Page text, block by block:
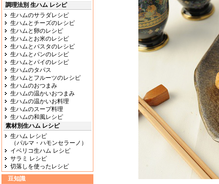
調理法別 生ハム レシピ
生ハムのサラダレシピ
生ハムとチーズのレシピ
生ハムと卵のレシピ
生ハムとお米のレシピ
生ハムとパスタのレシピ
生ハムとパンのレシピ
生ハムとパイのレシピ
生ハムのタパス
生ハムとフルーツのレシピ
生ハムのおつまみ
生ハムの温かいおつまみ
生ハムの温かいお料理
生ハムのスープ料理
生ハムの和風レシピ
素材別生ハム レシピ
生ハム レシピ
（パルマ・ハモンセラーノ）
イベリコ生ハム レシピ
サラミ レシピ
切落しを使ったレシピ
豆知識